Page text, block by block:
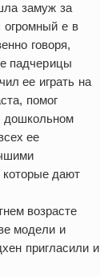
замуж за
огромный е в
говоря,
падчерицы
ее играть на
помог
дошкольном
ее
дают
возрасте
модели и
пригласили и